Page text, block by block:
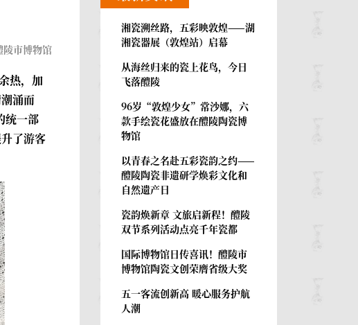
陵市博物馆
热，加
涌而
统一部
了游客
湘瓷溯丝路，五彩映敦煌——湖
湘瓷器展（敦煌站）启幕
从海丝归来的瓷上花鸟，今日
飞落醴陵
96岁“敦煌少女”常沙娜，六
款手绘瓷花盛放在醴陵陶瓷博
物馆
以青春之名赴五彩瓷韵之约——
醴陵陶瓷非遗研学焕彩文化和
自然遗产日
瓷韵焕新章 文旅启新程！醴陵
双节系列活动点亮千年瓷都
国际博物馆日传喜讯！醴陵市
博物馆陶瓷文创荣膺省级大奖
五一客流创新高 暖心服务护航
人潮